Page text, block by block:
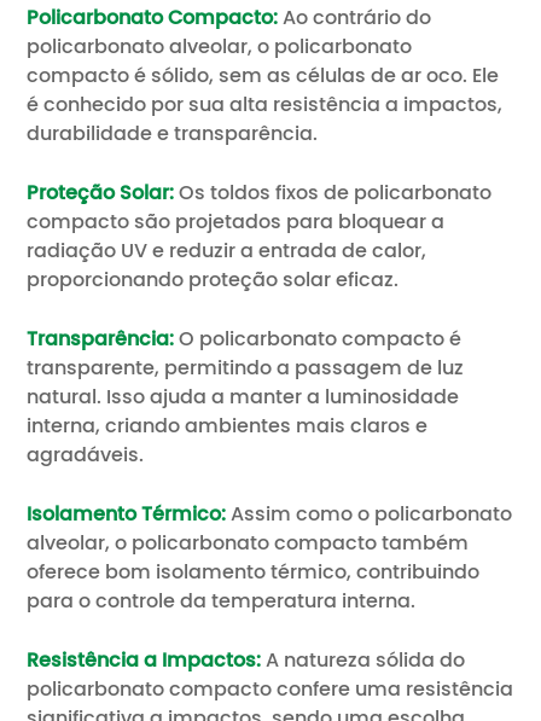
Policarbonato Compacto: Ao contrário do
policarbonato alveolar, o policarbonato
compacto é sólido, sem as células de ar oco. Ele
é conhecido por sua alta resistência a impactos,
durabilidade e transparência.
Proteção Solar: Os toldos fixos de policarbonato
compacto são projetados para bloquear a
radiação UV e reduzir a entrada de calor,
proporcionando proteção solar eficaz.
Transparência:O policarbonato compacto é
transparente, permitindo a passagem de luz
natural. Isso ajuda a manter a luminosidade
interna, criando ambientes mais claros e
agradáveis.
Isolamento Térmico: Assim como o policarbonato
alveolar, o policarbonato compacto também
oferece bom isolamento térmico, contribuindo
para o controle da temperatura interna.
Resistência a Impactos: A natureza sólida do
policarbonato compacto confere uma resistência